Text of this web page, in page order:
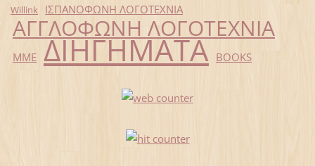
Willink
ΙΣΠΑΝΟΦΩΝΗ ΛΟΓΟΤΕΧΝΙΑ
ΑΓΓΛΟΦΩΝΗ ΛΟΓΟΤΕΧΝΙΑ
ΜΜΕ ΔΙΗΓΗΜΑΤΑ BOOKS